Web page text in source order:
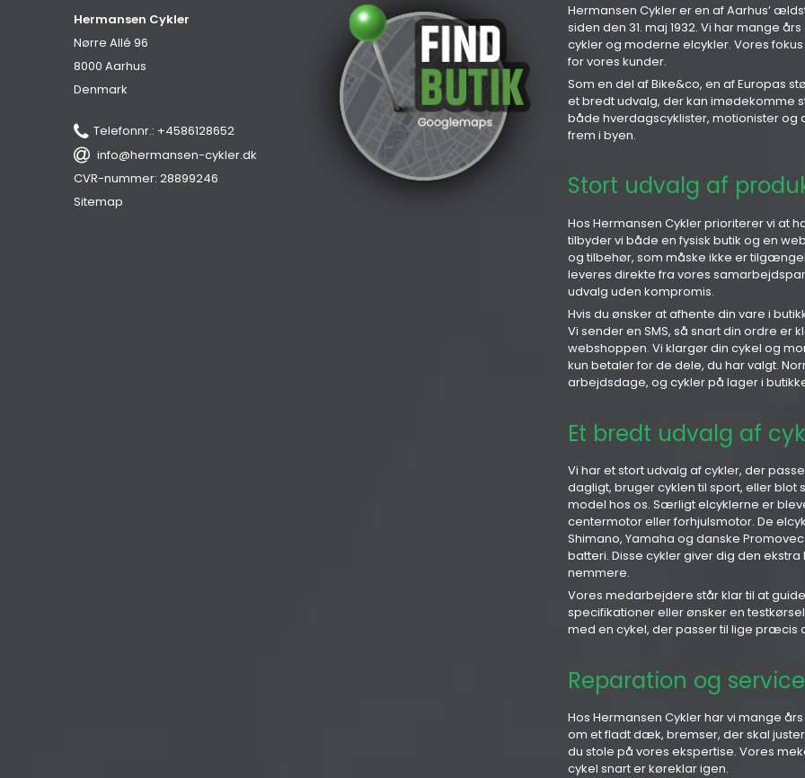
Hermansen Cykler
Nørre Allé 96
8000 Aarhus
Denmark
Telefonnr.: +4586128652
info@hermansen-cykler.dk
CVR-nummer: 28899246
Sitemap
Hermansen Cykler er en af Aarhus’
siden den 31. maj 1932. Vi har mange
cykler og moderne elcykler. Vores
for vores kunder.
Som en del af Bike&co, en af Europas
et bredt udvalg, der kan imødekomme
både hverdagscyklister, motionister og
frem i byen.
Stort udvalg af
Hos Hermansen Cykler prioriterer vi at
tilbyder vi både en fysisk butik og en
og tilbehør, som måske ikke er
leveres direkte fra vores
udvalg uden kompromis.
Hvis du ønsker at afhente din vare i
Vi sender en SMS, så snart din ordre
webshoppen. Vi klargør din cykel og
kun betaler for de dele, du har valgt.
arbejdsdage, og cykler på lager i
Et bredt udvalg af
Vi har et stort udvalg af cykler, der
dagligt, bruger cyklen til sport, eller
model hos os. Særligt elcyklerne er
centermotor eller forhjulsmotor. De
Shimano, Yamaha og danske
batteri. Disse cykler giver dig den
nemmere.
Vores medarbejdere står klar til at
specifikationer eller ønsker en
med en cykel, der passer til lige præcis
Reparation og
Hos Hermansen Cykler har vi mange
om et fladt dæk, bremser, der skal
du stole på vores ekspertise. Vores
cykel snart er køreklar igen.